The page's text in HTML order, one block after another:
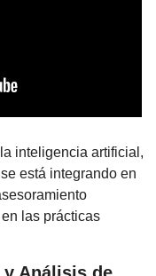
inteligencia artificial,
está integrando en
las prácticas